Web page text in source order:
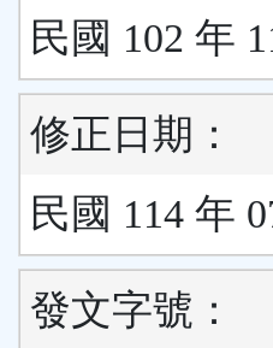
民國 102 年
修正日期：
民國 114 年
發文字號：